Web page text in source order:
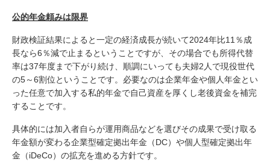
公的年金頼みは限界
財政検証結果によると一定の経済成長が続いて2024年比11％成
長なら6％減で止まるということですが、その場合でも所得代替
率は37年度まで下がり続け、順調にいっても夫婦2人で現役世代
の5～6割位ということです。必要なのは企業年金や個人年金とい
った任意で加入する私的年金で自己資産を厚くし老後資金を補完
することです。
具体的には加入者自らが運用商品などを選びその成果で受け取る
年金額が変わる企業型確定拠出年金（DC）や個人型確定拠出年
金（iDeCo）の拡充を進める方針です。